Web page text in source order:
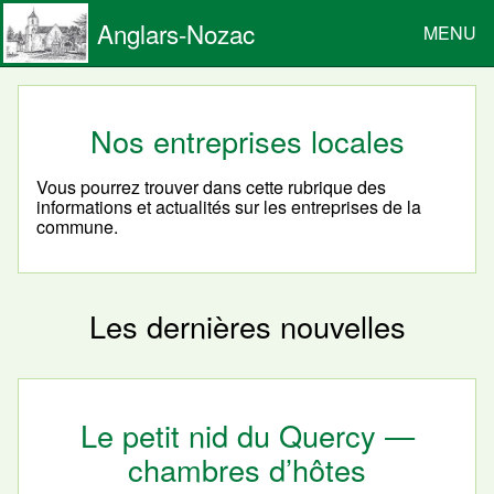
Anglars-Nozac MENU
Nos entreprises locales
Vous pourrez trouver dans cette rubrique des
informations et actualités sur les entreprises de la
commune.
Les dernières nouvelles
Le petit nid du Quercy —
chambres d’hôtes